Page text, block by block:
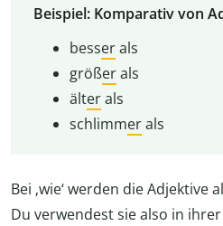
Beispiel: Komparativ von
besserals
größerals
älterals
schlimmerals
Bei ‚wie‘ werden die Adjektive
Du verwendest sie also in